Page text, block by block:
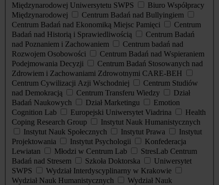
Międzynarodowej Uniwersytetu SWPS
Biuro Współpracy
Międzynarodowej
Centrum Badań nad Bullyingiem
Centrum Badań nad Ekonomiką Miejsc Pamięci
Centrum
Badań nad Historią i Sprawiedliwością
Centrum Badań
nad Poznaniem i Zachowaniem
Centrum badań nad
Rozwojem Osobowości
Centrum Badań nad Wspieraniem
Podejmowania Decyzji
Centrum Badań Stosowanych nad
Zdrowiem i Zachowaniami Zdrowotnymi CARE-BEH
Centrum Cywilizacji Azji Wschodniej
Centrum Studiów
nad Demokracją
Centrum Transferu Wiedzy
Dział
Badań Naukowych
Dział Marketingu
Emotion
Cognition Lab
Europejski Uniwersytet Viadrina
Health
Coping Research Group
Instytut Nauk Humanistycznych
Instytut Nauk Społecznych
Instytut Prawa
Instytut
Projektowania
Instytut Psychologii
Konfederacja
Lewiatan
Młodzi w Centrum Lab
StresLab Centrum
Badań nad Stresem
Szkoła Doktorska
Uniwersytet
SWPS
Wydział Interdyscyplinarny w Krakowie
Wydział Nauk Humanistycznych
Wydział Nauk